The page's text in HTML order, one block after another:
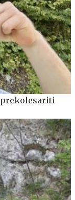
prekolesariti